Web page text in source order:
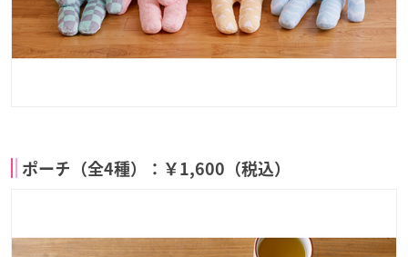
ポーチ（全4種）：￥1,600（税込）